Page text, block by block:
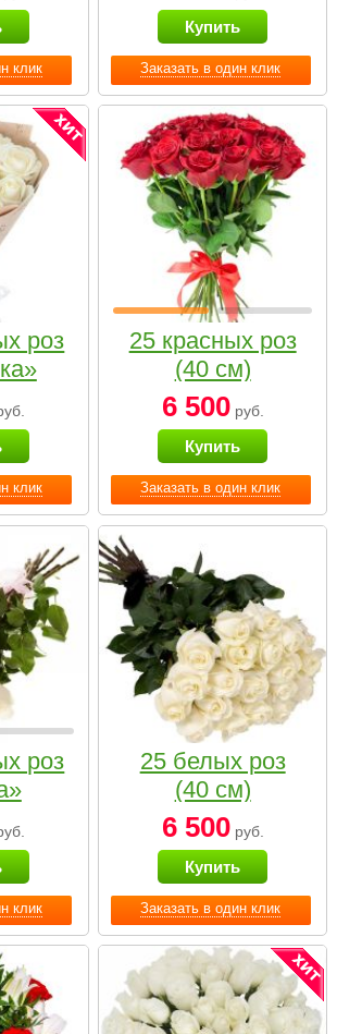
клик Заказать в один клик
Купить
клик
роз
Заказать в один клик
25 красных роз
(40 см)
6 500руб.
Купить
клик
роз
Заказать в один клик
25 белых роз
(40 см)
6 500руб.
Купить